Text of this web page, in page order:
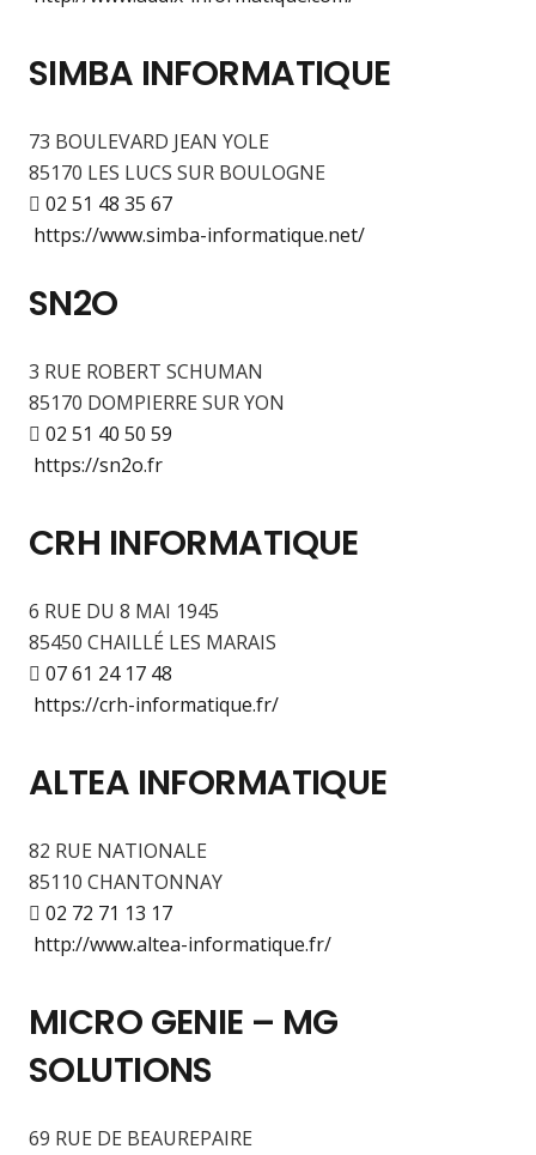
SIMBA INFORMATIQUE
73 BOULEVARD JEAN YOLE
85170 LES LUCS SUR BOULOGNE
02 51 48 35 67
https://www.simba-informatique.net/
SN2O
3 RUE ROBERT SCHUMAN
85170 DOMPIERRE SUR YON
02 51 40 50 59
https://sn2o.fr
CRH INFORMATIQUE
6 RUE DU 8 MAI 1945
85450 CHAILLÉ LES MARAIS
07 61 24 17 48
https://crh-informatique.fr/
ALTEA INFORMATIQUE
82 RUE NATIONALE
85110 CHANTONNAY
02 72 71 13 17
http://www.altea-informatique.fr/
MICRO GENIE – MG
SOLUTIONS
69 RUE DE BEAUREPAIRE